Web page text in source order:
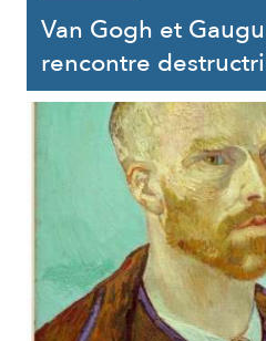
Van Gogh et
rencontre